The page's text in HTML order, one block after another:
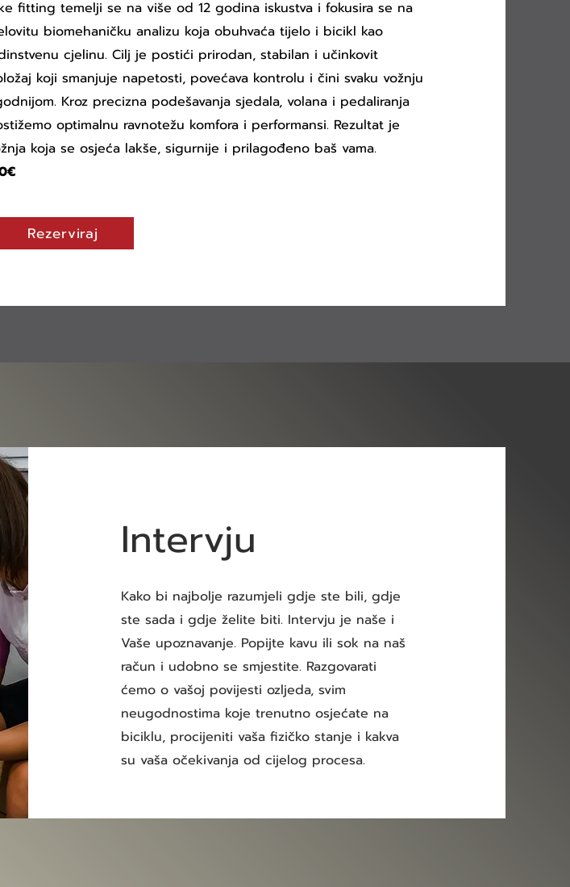
fitting temelji se na više od 12 godina iskustva i fokusira se na
biomehaničku analizu koja obuhvaća tijelo i bicikl kao
cjelinu. Cilj je postići prirodan, stabilan i učinkovit
koji smanjuje napetosti, povećava kontrolu i čini svaku vožnju
Kroz precizna podešavanja sjedala, volana i pedaliranja
optimalnu ravnotežu komfora i performansi. Rezultat je
koja se osjeća lakše, sigurnije i prilagođeno baš vama.
Rezerviraj
Intervju
Kako bi najbolje razumjeli gdje ste bili, gdje
ste sada i gdje želite biti. Intervju je naše i
Vaše upoznavanje. Popijte kavu ili sok na naš
račun i udobno se smjestite. Razgovarati
ćemo o vašoj povijesti ozljeda, svim
neugodnostima koje trenutno osjećate na
biciklu, procijeniti vaša fizičko stanje i kakva
su vaša očekivanja od cijelog procesa.